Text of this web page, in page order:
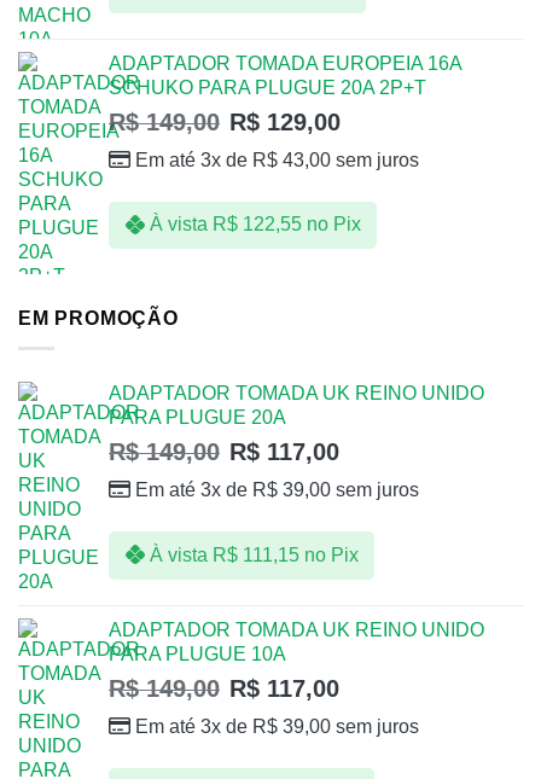
ADAPTADOR TOMADA EUROPEIA 16A
SCHUKO PARA PLUGUE 20A 2P+T
R$149,00 R$ 129,00
Em até 3x de R$ 43,00 sem juros
À vista R$122,55 no Pix
EM PROMOÇÃO
ADAPTADOR TOMADA UK REINO UNIDO
PARA PLUGUE 20A
R$149,00 R$ 117,00
Em até 3x de R$ 39,00 sem juros
À vista R$111,15 no Pix
ADAPTADOR TOMADA UK REINO UNIDO
PARA PLUGUE 10A
R$149,00 R$ 117,00
Em até 3x de R$ 39,00 sem juros